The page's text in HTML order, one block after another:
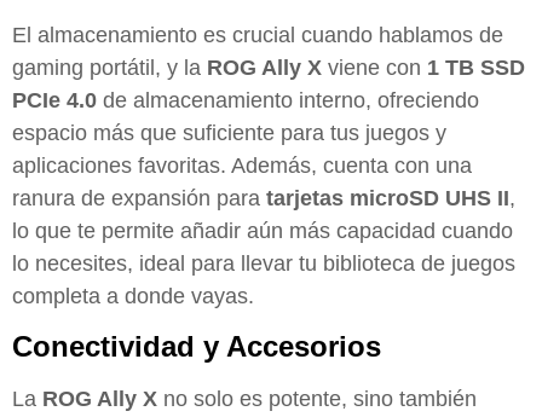
El almacenamiento es crucial cuando hablamos de
gaming portátil, y la ROG Ally X viene con 1 TB SSD
PCIe 4.0 de almacenamiento interno, ofreciendo
espacio más que suficiente para tus juegos y
aplicaciones favoritas. Además, cuenta con una
ranura de expansión para tarjetas microSD UHS II,
lo que te permite añadir aún más capacidad cuando
lo necesites, ideal para llevar tu biblioteca de juegos
completa a donde vayas.
Conectividad y Accesorios
La ROG Ally X no solo es potente, sino también